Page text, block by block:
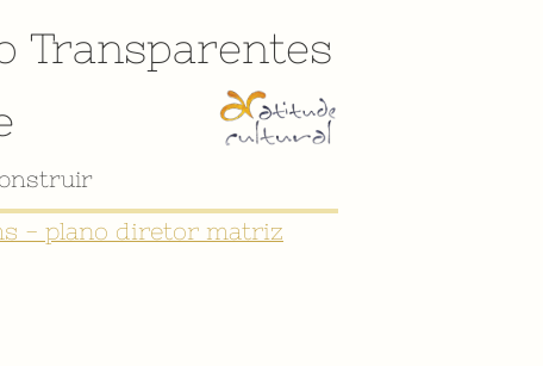
Transparentes
- plano diretor matriz